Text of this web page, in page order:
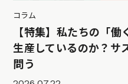
コラム
【特集】私たちの「
生産しているのか？サ
問う